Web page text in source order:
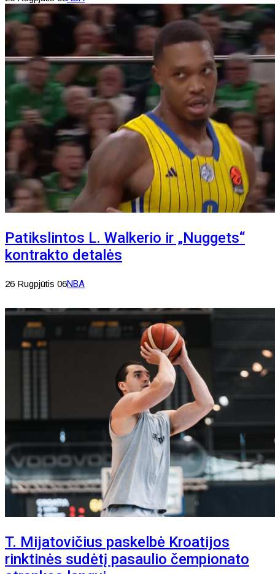
Patikslintos L. Walkerio ir „Nuggets“
kontrakto detalės
26 Rugpjūtis 06NBA
T. Mijatovičius paskelbė Kroatijos
rinktinės sudėtį pasaulio čempionato